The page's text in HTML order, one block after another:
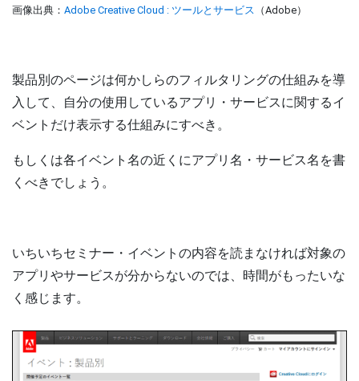
画像出典： Adobe Creative Cloud : ツールとサービス （Adobe）
製品別のページは何かしらのフィルタリングの仕組みを導
入して、自分の使用しているアプリ・サービスに関するイ
ベントだけ表示する仕組みにすべき。
もしくは各イベント名の近くにアプリ名・サービス名を書
くべきでしょう。
いちいちセミナー・イベントの内容を読まなければ対象の
アプリやサービスが分からないのでは、時間がもったいな
く感じます。